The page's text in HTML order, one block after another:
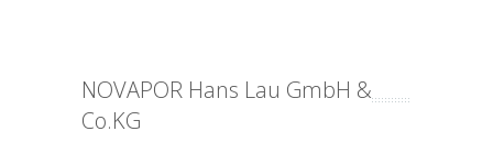
NOVAPOR Hans Lau GmbH &
Co.KG